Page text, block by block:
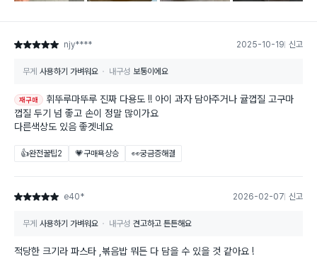
별점 5점 njy**** 2025-10-19 신고
무게 사용하기 가벼워요 내구성 보통이에요
재구매
휘뚜루마뚜루 진짜 다용도 !! 아이 과자 담아주거나 귤껍질 고구마
껍질 두기 넘 좋고 손이 정말 많이가요
다른색상도 있음 좋겟네요
👍완전꿀팁2 💗구매욕상승 👀궁금증해결
별점 5점 e40* 2026-02-07 신고
무게 사용하기 가벼워요 내구성 견고하고 튼튼해요
적당한 크기라 파스타 ,볶음밥 뭐든 다 담을 수 있을 것 같아요 !